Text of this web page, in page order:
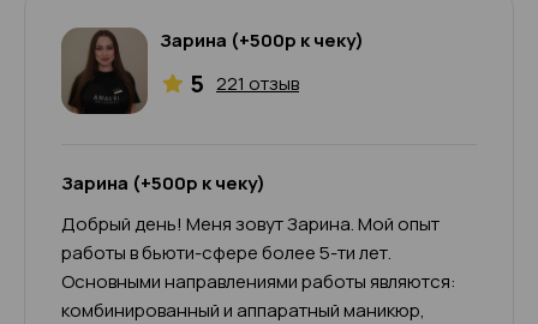
Зарина (+500р к чеку)
5 221 отзыв
Зарина (+500р к чеку)
Добрый день! Меня зовут Зарина. Мой опыт
работы в бьюти-сфере более 5-ти лет.
Основными направлениями работы являются:
комбинированный и аппаратный маникюр,